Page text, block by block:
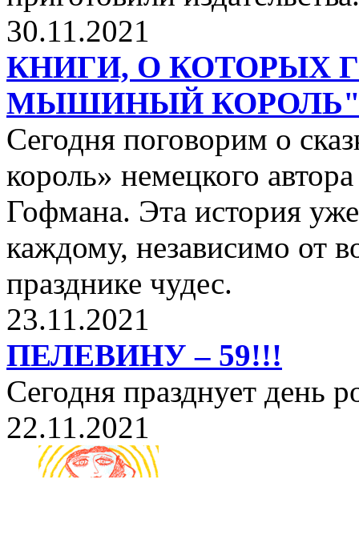
30.11.2021
КНИГИ, О КОТОРЫХ
МЫШИНЫЙ
Сегодня поговорим о
король» немецкого
Гофмана. Эта история
каждому, независимо от
празднике чудес.
23.11.2021
ПЕЛЕВИНУ – 59!!!
Сегодня празднует день
22.11.2021